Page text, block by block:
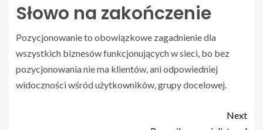
Słowo na zakończenie
Pozycjonowanie to obowiązkowe zagadnienie dla
wszystkich biznesów funkcjonujących w sieci, bo bez
pozycjonowania nie ma klientów, ani odpowiedniej
widoczności wśród użytkowników, grupy docelowej.
Next